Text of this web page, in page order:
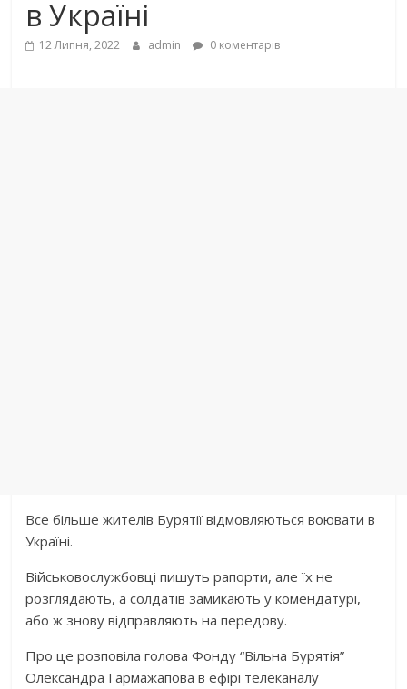
в Україні
12 Липня, 2022 admin 0 коментарів
Все більше жителів Бурятії відмовляються воювати в
Україні.
Військовослужбовці пишуть рапорти, але їх не
розглядають, а солдатів замикають у комендатурі,
або ж знову відправляють на передову.
Про це розповіла голова Фонду “Вільна Бурятія”
Олександра Гармажапова в ефірі телеканалу